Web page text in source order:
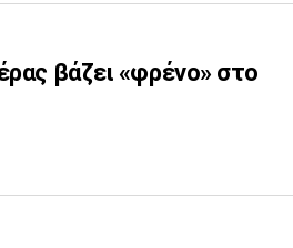
βάζει «φρένο» στο